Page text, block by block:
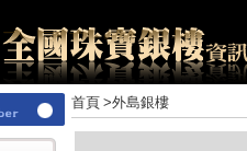
首頁 >外島銀樓